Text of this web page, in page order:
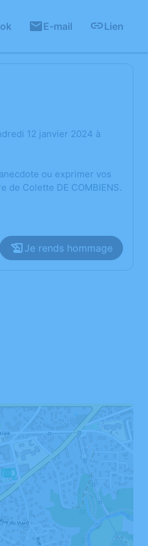
E-mail Lien
12 janvier 2024 à
ou exprimer vos
Colette DE COMBIENS.
Je rends hommage